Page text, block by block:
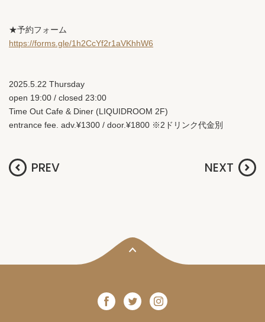
★予約フォーム
https://forms.gle/1h2CcYf2r1aVKhhW6
2025.5.22 Thursday
open 19:00 / closed 23:00
Time Out Cafe & Diner (LIQUIDROOM 2F)
entrance fee. adv.¥1300 / door.¥1800 ※2ドリンク代金別